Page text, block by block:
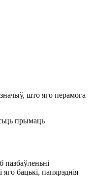
што яго перамога
прымаць
бацькі, папярэднія